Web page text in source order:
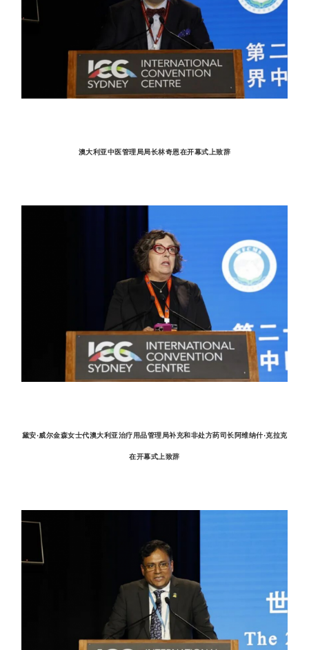
澳大利亚中医管理局局长林奇恩在开幕式上致辞
黛安·威尔金森女士代澳大利亚治疗用品管理局补充和非处方药司长阿维纳什·克拉克
在开幕式上致辞